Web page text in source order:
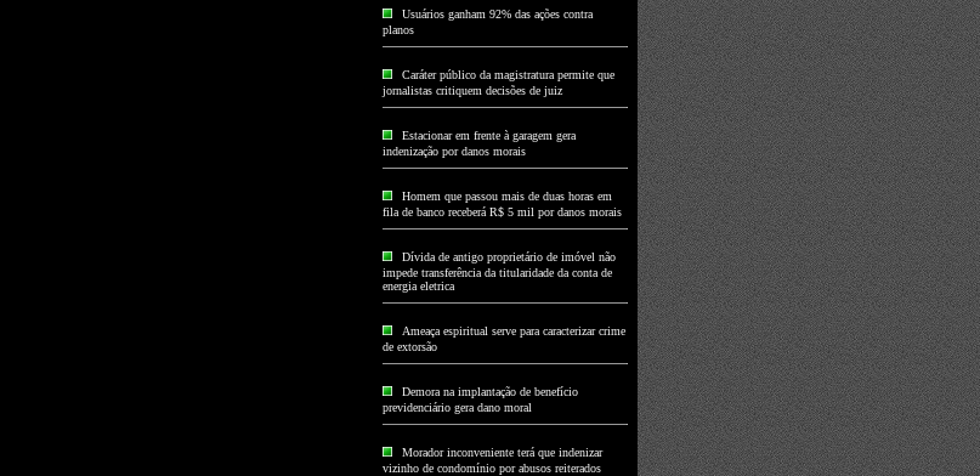
Usuários ganham 92% das ações contra
planos
Caráter público da magistratura permite que
jornalistas critiquem decisões de juiz
Estacionar em frente à garagem gera
indenização por danos morais
Homem que passou mais de duas horas em
fila de banco receberá R$ 5 mil por danos morais
Dívida de antigo proprietário de imóvel não
impede transferência da titularidade da conta de
energia eletrica
Ameaça espiritual serve para caracterizar crime
de extorsão
Demora na implantação de benefício
previdenciário gera dano moral
Morador inconveniente terá que indenizar
vizinho de condomínio por abusos reiterados